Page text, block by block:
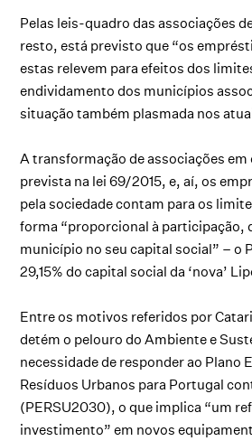
Pelas leis-quadro das associações
resto, está previsto que “os
estas relevem para efeitos dos
endividamento dos municípios
situação também plasmada nos
A transformação de associações
prevista na lei 69/2015, e, aí, os
pela sociedade contam para os
forma “proporcional à participação,
município no seu capital social” – o
29,15% do capital social da ‘nova’
Entre os motivos referidos por
detém o pelouro do Ambiente e
necessidade de responder ao Plano
Resíduos Urbanos para Portugal
(PERSU2030), o que implica “um
investimento” em novos